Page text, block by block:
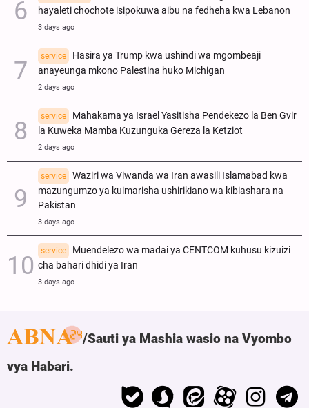
hayaleti chochote isipokuwa aibu na fedheha kwa Lebanon
3 days ago
service
Hasira ya Trump kwa ushindi wa mgombeaji
anayeunga mkono Palestina huko Michigan
2 days ago
service
Mahakama ya Israel Yasitisha Pendekezo la Ben Gvir
la Kuweka Mamba Kuzunguka Gereza la Ketziot
2 days ago
service
Waziri wa Viwanda wa Iran awasili Islamabad kwa
mazungumzo ya kuimarisha ushirikiano wa kibiashara na
Pakistan
3 days ago
service
Muendelezo wa madai ya CENTCOM kuhusu kizuizi
cha bahari dhidi ya Iran
3 days ago
Sauti ya Mashia wasio na Vyombo
vya Habari.